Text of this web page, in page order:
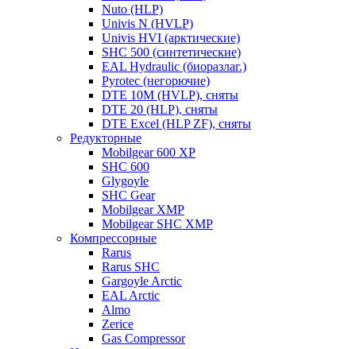
Nuto (HLP)
Univis N (HVLP)
Univis HVI (арктические)
SHC 500 (синтетические)
EAL Hydraulic (биоразлаг.)
Pyrotec (негорючие)
DTE 10M (HVLP), сняты
DTE 20 (HLP), сняты
DTE Excel (HLP ZF), сняты
Редукторные
Mobilgear 600 XP
SHC 600
Glygoyle
SHC Gear
Mobilgear XMP
Mobilgear SHC XMP
Компрессорные
Rarus
Rarus SHC
Gargoyle Arctic
EAL Arctic
Almo
Zerice
Gas Compressor